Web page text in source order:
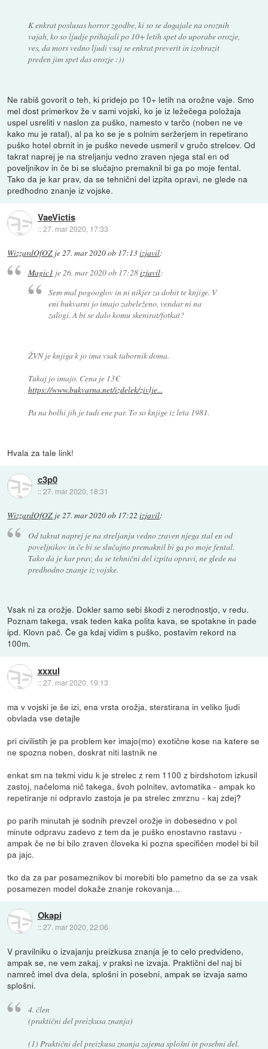
K enkrat poslusas horror zgodbe, ki so se dogajale na oroznih
vajah, ko so ljudje prihajali po 10+ letih spet do uporabe orozje,
ves, da mors vedno ljudi vsaj se enkrat preverit in izobrazit
preden jim spet das orozje :))
Ne rabiš govorit o teh, ki pridejo po 10+ letih na orožne vaje. Smo
mel dost primerkov že v sami vojski, ko je iz ležečega položaja
uspel usreliti v naslon za puško, namesto v tarčo (noben ne ve
kako mu je ratal), al pa ko se je s polnim seržerjem in repetirano
puško hotel obrnit in je puško nevede usmeril v gručo strelcev. Od
takrat naprej je na streljanju vedno zraven njega stal en od
poveljnikov in če bi se slučajno premaknil bi ga po moje fental.
Tako da je kar prav, da se tehnični del izpita opravi, ne glede na
predhodno znanje iz vojske.
VaeVictis
::27. mar 2020, 17:33
WizzardOfOZ je27. mar 2020 ob 17:13izjavil:
Magic1 je26. mar 2020 ob 17:28izjavil:
Sem mal pogooglov in ni nikjer za dobit te knjige. V
eni bukvarni jo imajo zabeleženo, vendar ni na
zalogi. A bi se dalo komu skenirat/fotkat?
ŽVN je knjiga k jo ima vsak tabornik doma.
Tukaj jo imajo. Cena je 13€
https://www.bukvarna.net/izdelek/zivlje...
Pa na bolhi jih je tudi ene par. To so knjige iz leta 1981.
Hvala za tale link!
c3p0
::27. mar 2020, 18:31
WizzardOfOZ je27. mar 2020 ob 17:22 izjavil:
Od takrat naprej je na streljanju vedno zraven njega stal en od
poveljnikov in če bi se slučajno premaknil bi ga po moje fental.
Tako da je kar prav, da se tehnični del izpita opravi, ne glede na
predhodno znanje iz vojske.
Vsak ni za orožje. Dokler samo sebi škodi z nerodnostjo, v redu.
Poznam takega, vsak teden kaka polita kava, se spotakne in pade
ipd. Klovn pač. Če ga kdaj vidim s puško, postavim rekord na
100m.
xxxul
::27. mar 2020, 19:13
ma v vojski je še izi, ena vrsta orožja, sterstirana in veliko ljudi
obvlada vse detajle
pri civilistih je pa problem ker imajo(mo) exotične kose na katere se
ne spozna noben, doskrat niti lastnik ne
enkat sm na tekmi vidu k je strelec z rem 1100 z birdshotom izkusil
zastoj, načeloma nič takega, švoh polnitev, avtomatika - ampak ko
repetiranje ni odpravlo zastoja je pa strelec zmrznu - kaj zdej?
po parih minutah je sodnih prevzel orožje in dobesedno v pol
minute odpravu zadevo z tem da je puško enostavno rastavu -
ampak če ne bi bilo zraven človeka ki pozna specifičen model bi bil
pa jajc.
tko da za par posameznikov bi morebiti blo pametno da se za vsak
posamezen model dokaže znanje rokovanja...
Okapi
::27. mar 2020, 22:06
V pravilniku o izvajanju preizkusa znanja je to celo predvideno,
ampak se, ne vem zakaj, v praksi ne izvaja. Praktični del naj bi
namreč imel dva dela, splošni in posebni, ampak se izvaja samo
splošni.
4. člen
(praktični del preizkusa znanja)
(1) Praktični del preizkusa znanja zajema splošni in posebni del.